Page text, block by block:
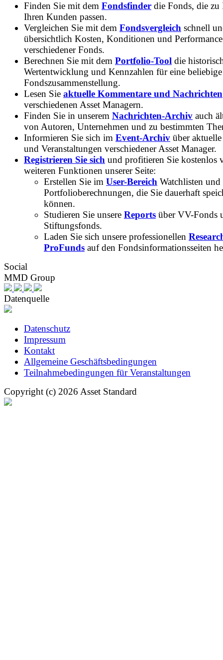
Finden Sie mit dem Fondsfinder die Fonds, die zu
Ihren Kunden passen.
Vergleichen Sie mit dem Fondsvergleich schnell
übersichtlich Kosten, Konditionen und Performance
verschiedener Fonds.
Berechnen Sie mit dem Portfolio-Tool die
Wertentwicklung und Kennzahlen für eine beliebige
Fondszusammenstellung.
Lesen Sie aktuelle Kommentare und Nachrichten
verschiedenen Asset Managern.
Finden Sie in unserem Nachrichten-Archiv auch
von Autoren, Unternehmen und zu bestimmten
Informieren Sie sich im Event-Archiv über
und Veranstaltungen verschiedener Asset Manager.
Registrieren Sie sich und profitieren Sie kostenlos
weiteren Funktionen unserer Seite:
Erstellen Sie im User-Bereich Watchlisten und
Portfolioberechnungen, die Sie dauerhaft
können.
Studieren Sie unsere Reports über VV-Fonds
Stiftungsfonds.
Laden Sie sich unsere professionellen
ProFunds auf den Fondsinformationsseiten
Social
MMD Group
Datenquelle
Datenschutz
Impressum
Kontakt
Allgemeine Geschäftsbedingungen
Teilnahmebedingungen für Veranstaltungen
Copyright (c) 2026 Asset Standard